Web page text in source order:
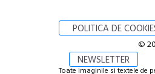
POLITICA DE
NEWSLETTER
©
Toate imaginile si textele de